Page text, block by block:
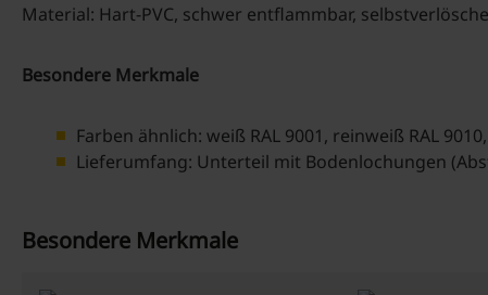
Material: Hart-PVC, schwer entflammbar,
Besondere Merkmale
Farben ähnlich: weiß RAL 9001, reinweiß RAL
Lieferumfang: Unterteil mit Bodenlochungen
Besondere Merkmale